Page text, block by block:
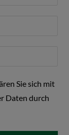
Sie sich mit
Daten durch